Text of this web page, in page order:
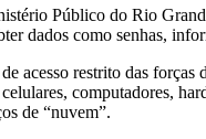
Público do Rio
dados como senhas,
acesso restrito das
computadores,
de “nuvem”.